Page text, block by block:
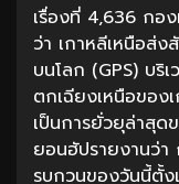
เรื่องที่ 4,636 กอง
ว่า เกาหลีเหนือส่
บนโลก (GPS) บริ
ตกเฉียงเหนือของ
เป็นการยั่วยุล่าสุด
ยอนฮัปรายงานว่
รบกวนของวันนี้ตั้ง